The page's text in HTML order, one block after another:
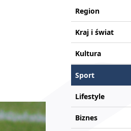
Region
Kraj i świat
Kultura
Sport
Lifestyle
Biznes